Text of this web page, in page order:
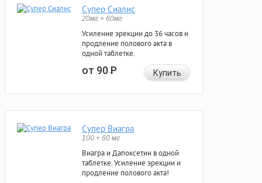
Супер Сиалис
20мг + 60мг
Усиление эрекции до 36 часов и
продление полового акта в
одной таблетке.
от 90Р Купить
Супер Виагра
100 + 60 мг
Виагра и Дапоксетин в одной
таблетке. Усиление эрекции и
продление полового акта!